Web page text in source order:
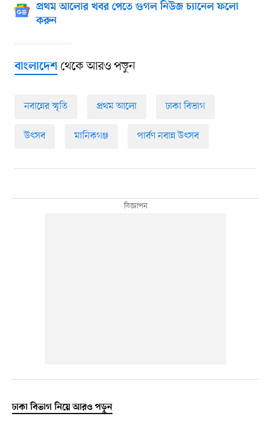
প্রথম আলোর খবর পেতে গুগল নিউজ চ্যানেল ফলো
করুন
বাংলাদেশথেকে আরও পড়ুন
নবান্নের স্মৃতি প্রথম আলো ঢাকা বিভাগ
উৎসব মানিকগঞ্জ পার্বণ নবান্ন উৎসব
ঢাকা বিভাগ নিয়ে আরও পড়ুন